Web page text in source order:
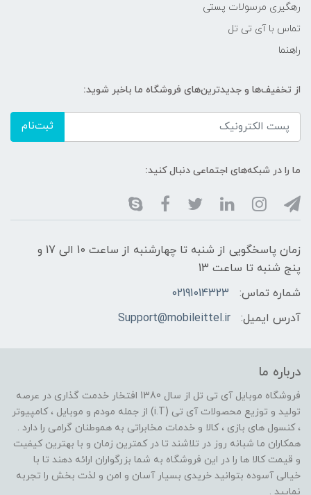
رهگیری مرسولات پستی
تماس با آی تی تل
راهنما
از تخفیف‌ها و جدیدترین‌های فروشگاه ما باخبر شوید:
ثبت‌نام
ما را در شبکه‌های اجتماعی دنبال کنید:
زمان پاسخگویی از شنبه تا چهارشنبه از ساعت 10 الی 17 و
پنج شنبه تا ساعت 13
شماره تماس:
02191014323
آدرس ایمیل:
Support@mobileittel.ir
درباره ما
فروشگاه موبایل آی تی تل از سال 1380 افتخار خدمت گذاری در عرصه
تولید و توزیع محصولات آی تی (i.T) از جمله مودم و موبایل ، کامپیوتر
، کنسول های بازی ، کالا و خدمات مخابراتی به هموطنان گرامی را دارد .
همکاران ما شبانه روز در تلاشند تا در کمترین زمان و با بهترین کیفیت
و قیمت کالا ها را در این فروشگاه به شما بزرگواران ارائه دهند تا با
خیالی آسوده بتوانید خریدی بسیار آسان و امن و لذت بخش را تجربه
نمایید .